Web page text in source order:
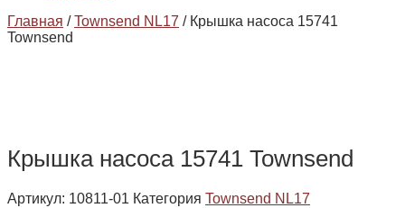
Главная /Townsend NL17 / Крышка насоса 15741
Townsend
Крышка насоса 15741 Townsend
Артикул: 10811-01 Категория Townsend NL17